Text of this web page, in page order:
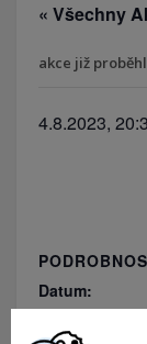
« Všechny
akce již
4.8.2023,
Datum: